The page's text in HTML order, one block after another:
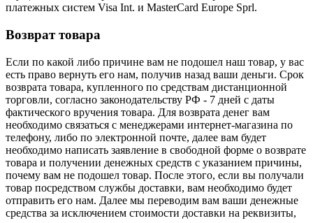
платежных систем Visa Int. и MasterCard Europe Sprl.
Возврат товара
Если по какой либо причине вам не подошел наш товар, у вас
есть право вернуть его нам, получив назад ваши деньги. Срок
возврата товара, купленного по средствам дистанционной
торговли, согласно законодательству РФ - 7 дней с даты
фактического вручения товара. Для возврата денег вам
необходимо связаться с менеджерами интернет-магазина по
телефону, либо по электронной почте, далее вам будет
необходимо написать заявление в свободной форме о возврате
товара и получении денежных средств с указанием причины,
почему вам не подошел товар. После этого, если вы получали
товар посредством службы доставки, вам необходимо будет
отправить его нам. Далее мы переводим вам ваши денежные
средства за исключением стоимости доставки на реквизиты,